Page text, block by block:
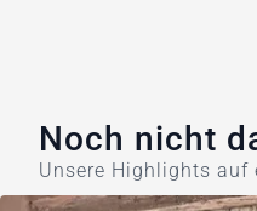
Noch nicht
Unsere Highlights auf